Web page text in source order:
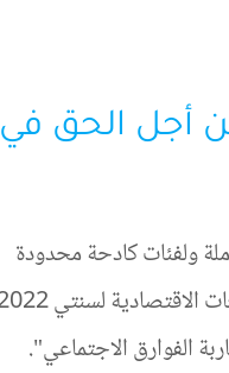
أجل الحق في
ولفئات كادحة محدودة
لمحاربة الفوارق الاجتماعي".